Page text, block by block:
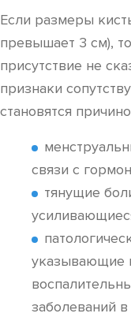
Если размеры
превышает 3 см),
присутствие не
признаки
становятся
связи с
тянущие
указывающие
заболеваний